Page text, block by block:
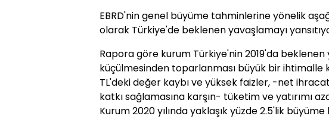
EBRD'nin genel büyüme tahminlerine yönelik
olarak Türkiye'de beklenen yavaşlamayı
Rapora göre kurum Türkiye'nin 2019'da beklenen
küçülmesinden toparlanması büyük bir ihtimalle
TL'deki değer kaybı ve yüksek faizler, -net
katkı sağlamasına karşın- tüketim ve yatırımı
Kurum 2020 yılında yaklaşık yüzde 2.5'lik